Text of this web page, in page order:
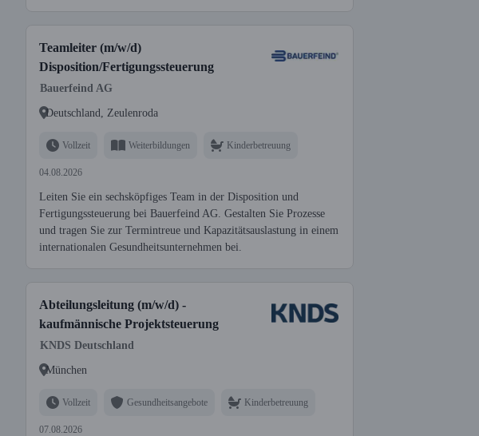
Teamleiter (m/w/d)
Disposition/Fertigungssteuerung
Bauerfeind AG
Deutschland, Zeulenroda
Vollzeit Weiterbildungen Kinderbetreuung
04.08.2026
Leiten Sie ein sechsköpfiges Team in der Disposition und
Fertigungssteuerung bei Bauerfeind AG. Gestalten Sie Prozesse
und tragen Sie zur Termintreue und Kapazitätsauslastung in einem
internationalen Gesundheitsunternehmen bei.
Abteilungsleitung (m/w/d) -
kaufmännische Projektsteuerung
KNDS Deutschland
München
Vollzeit Gesundheitsangebote Kinderbetreuung
07.08.2026